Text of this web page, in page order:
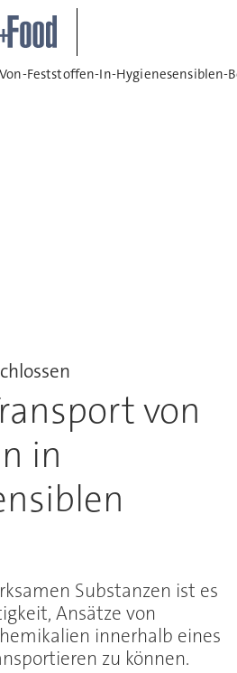
Feststoffen-In-Hygienesensiblen-
von
in
Substanzen ist es
Ansätze von
innerhalb eines
zu können.